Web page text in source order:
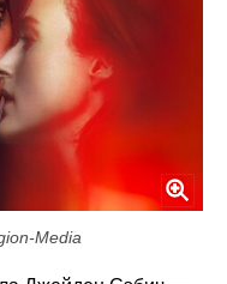
Media